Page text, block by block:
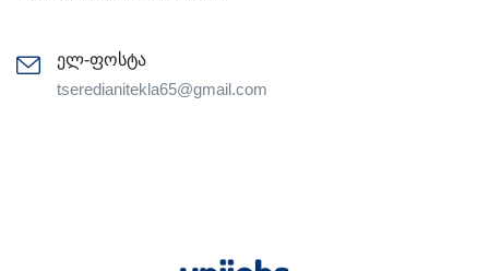
ელ-ფოსტა
tseredianitekla65@gmail.com